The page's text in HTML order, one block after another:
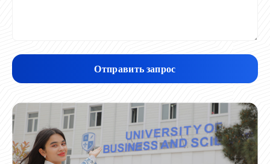
Отправить запрос